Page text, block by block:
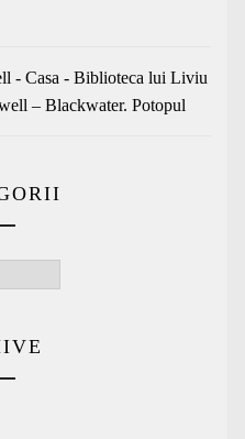
- Casa - Biblioteca lui Liviu
– Blackwater. Potopul